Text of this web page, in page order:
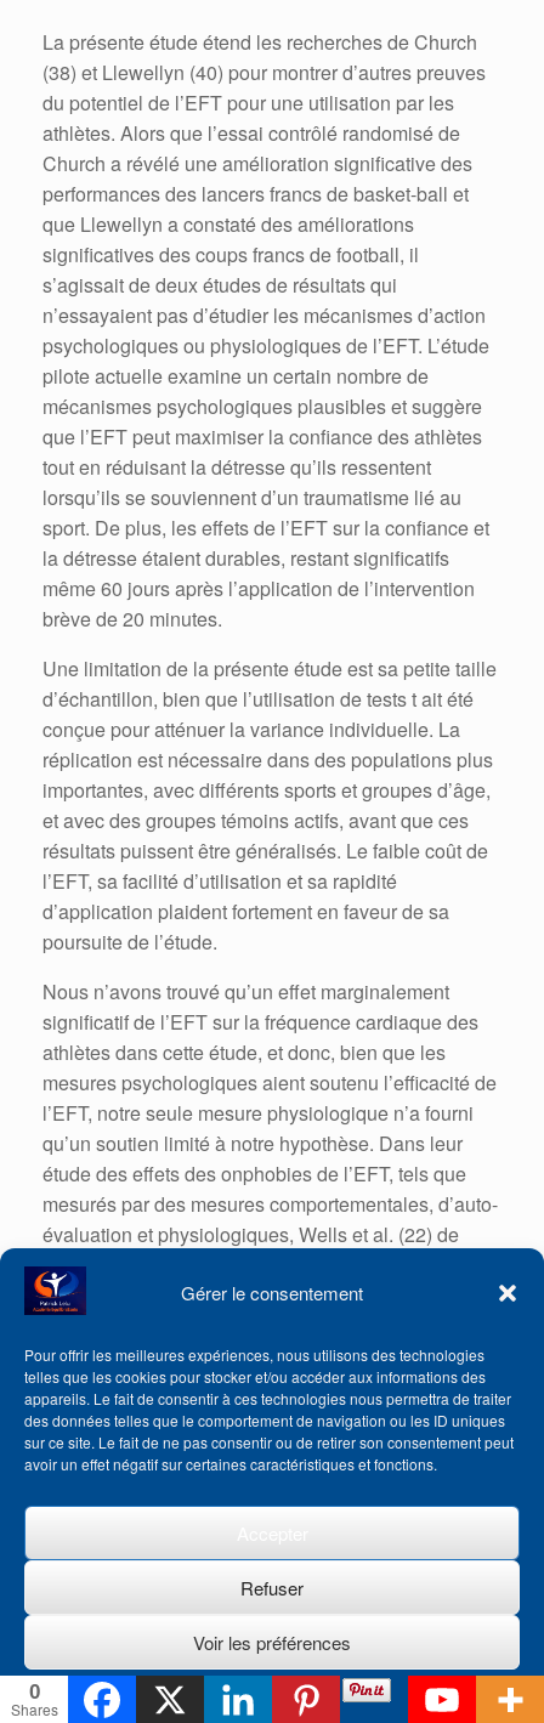
Gérer le consentement
Pour offrir les meilleures expériences, nous utilisons des technologies
telles que les cookies pour stocker et/ou accéder aux informations des
appareils. Le fait de consentir à ces technologies nous permettra de traiter
des données telles que le comportement de navigation ou les ID uniques
sur ce site. Le fait de ne pas consentir ou de retirer son consentement peut
avoir un effet négatif sur certaines caractéristiques et fonctions.
Refuser
Voir les préférences
Politique de cookies
La présente étude étend les recherches de Church
(38) et Llewellyn (40) pour montrer d’autres preuves
du potentiel de l’EFT pour une utilisation par les
athlètes. Alors que l’essai contrôlé randomisé de
Church a révélé une amélioration significative des
performances des lancers francs de basket-ball et
que Llewellyn a constaté des améliorations
significatives des coups francs de football, il
s’agissait de deux études de résultats qui
n’essayaient pas d’étudier les mécanismes d’action
psychologiques ou physiologiques de l’EFT. L’étude
pilote actuelle examine un certain nombre de
mécanismes psychologiques plausibles et suggère
que l’EFT peut maximiser la confiance des athlètes
tout en réduisant la détresse qu’ils ressentent
lorsqu’ils se souviennent d’un traumatisme lié au
sport. De plus, les effets de l’EFT sur la confiance et
la détresse étaient durables, restant significatifs
même 60 jours après l’application de l’intervention
brève de 20 minutes.
Une limitation de la présente étude est sa petite taille
d’échantillon, bien que l’utilisation de tests t ait été
conçue pour atténuer la variance individuelle. La
réplication est nécessaire dans des populations plus
importantes, avec différents sports et groupes d’âge,
et avec des groupes témoins actifs, avant que ces
résultats puissent être généralisés. Le faible coût de
l’EFT, sa facilité d’utilisation et sa rapidité
d’application plaident fortement en faveur de sa
poursuite de l’étude.
Nous n’avons trouvé qu’un effet marginalement
significatif de l’EFT sur la fréquence cardiaque des
athlètes dans cette étude, et donc, bien que les
mesures psychologiques aient soutenu l’efficacité de
l’EFT, notre seule mesure physiologique n’a fourni
qu’un soutien limité à notre hypothèse. Dans leur
étude des effets des onphobies de l’EFT, tels que
mesurés par des mesures comportementales, d’auto-
évaluation et physiologiques, Wells et al. (22) de
même n’ont trouvé que des changements
marginalement significatifs dans les taux de pouls
n’était pas rare dans le domaine des interventions
comportementales, qui « ont tendance à apporter des
changements sur les mesures physiologiques avec
moins de régularité qu’ils ne le font sur les mesures
comportementales et d’auto-évaluation » (48, 49).
physiologiques et psychologiques a été trouvée dans
l’étude sur le cortisol (34). Alors que le cortisol et la
détresse psychologique ont diminué de manière
significative, un effet significatif a été noté dans les
mesures psychologiques après avoir testé seulement
30 sujets. Près de trois fois ce nombre étaient
0
Shares